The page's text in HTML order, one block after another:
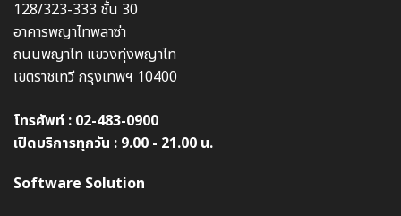
128/323-333 ชั้น 30
อาคารพญาไทพลาซ่า
ถนนพญาไท แขวงทุ่งพญาไท
เขตราชเทวี กรุงเทพฯ 10400
โทรศัพท์ : 02-483-0900
เปิดบริการทุกวัน : 9.00 - 21.00 น.
Software Solution